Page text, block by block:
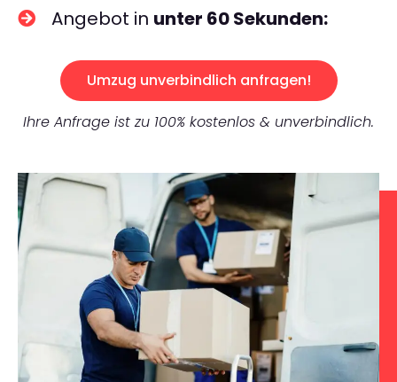
Angebot in unter 60 Sekunden:
Umzug unverbindlich anfragen!
Ihre Anfrage ist zu 100% kostenlos & unverbindlich.